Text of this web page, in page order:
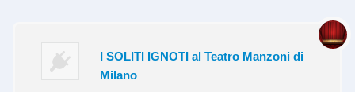
I SOLITI IGNOTI al Teatro Manzoni di
Milano